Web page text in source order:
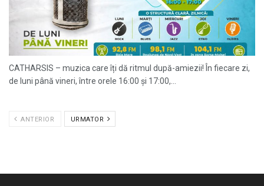
CATHARSIS – muzica care îți dă ritmul după-amiezii! În fiecare zi,
de luni până vineri, între orele 16:00 și 17:00,...
ANTERIOR URMATOR